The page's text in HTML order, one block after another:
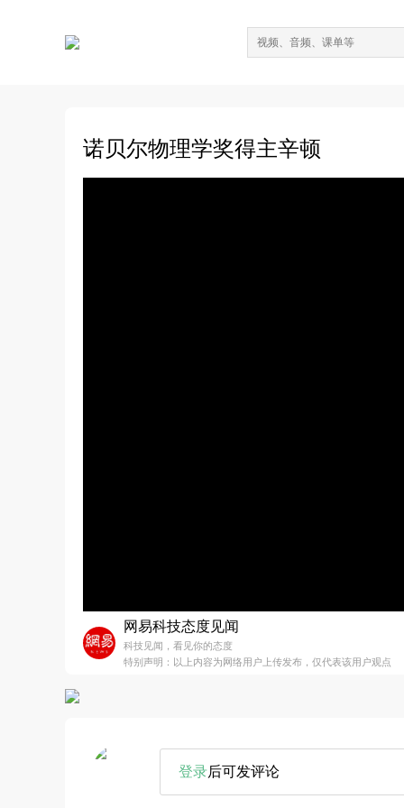
诺贝尔物理学奖得主辛顿
网易科技态度见闻
科技见闻，看见你的态度
特别声明：以上内容为网络用户上传发布，仅代表该用户观点
登录后可发评论